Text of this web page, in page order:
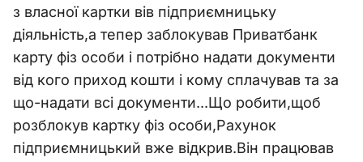
з власної картки вів підприємницьку
діяльність,а тепер заблокував Приватбанк
карту фіз особи і потрібно надати документи
від кого приход кошти і кому сплачував та за
що-надати всі документи...Що робити,щоб
розблокув картку фіз особи,Рахунок
підприємницький вже відкрив.Він працював